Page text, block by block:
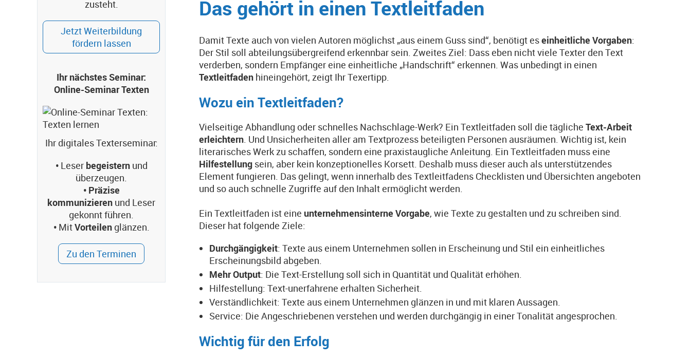
zusteht.
Jetzt Weiterbildung
fördern lassen
Ihr nächstes Seminar:
Online-Seminar Texten
Ihr digitales Texterseminar:
• Leser begeistern und
überzeugen.
• Präzise
kommunizieren und Leser
gekonnt führen.
• MitVorteilen glänzen.
Zu den Terminen
Das gehört in einen Textleitfaden
Damit Texte auch von vielen Autoren möglichst „aus einem Guss sind“, benötigt eseinheitliche Vorgaben:
Der Stil soll abteilungsübergreifend erkennbar sein. Zweites Ziel: Dass eben nicht viele Texter den Text
verderben, sondern Empfänger eine einheitliche „Handschrift“ erkennen. Was unbedingt in einen
Textleitfaden hineingehört, zeigt Ihr Texertipp.
Wozu ein Textleitfaden?
Vielseitige Abhandlung oder schnelles Nachschlage-Werk? Ein Textleitfaden soll die tägliche Text-Arbeit
erleichtern. Und Unsicherheiten aller am Textprozess beteiligten Personen ausräumen. Wichtig ist, kein
literarisches Werk zu schaffen, sondern eine praxistaugliche Anleitung. Ein Textleitfaden muss eine
Hilfestellung sein, aber kein konzeptionelles Korsett. Deshalb muss dieser auch als unterstützendes
Element fungieren. Das gelingt, wenn innerhalb des Textleitfadens Checklisten und Übersichten angeboten
und so auch schnelle Zugriffe auf den Inhalt ermöglicht werden.
Ein Textleitfaden ist eine unternehmensinterne Vorgabe, wie Texte zu gestalten und zu schreiben sind.
Dieser hat folgende Ziele:
Durchgängigkeit: Texte aus einem Unternehmen sollen in Erscheinung und Stil ein einheitliches
Erscheinungsbild abgeben.
Mehr Output: Die Text-Erstellung soll sich in Quantität und Qualität erhöhen.
Hilfestellung: Text-unerfahrene erhalten Sicherheit.
Verständlichkeit: Texte aus einem Unternehmen glänzen in und mit klaren Aussagen.
Service: Die Angeschriebenen verstehen und werden durchgängig in einer Tonalität angesprochen.
Wichtig für den Erfolg